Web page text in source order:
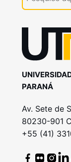
PARANÁ
Av. Sete de
80230-901
+55 (41)